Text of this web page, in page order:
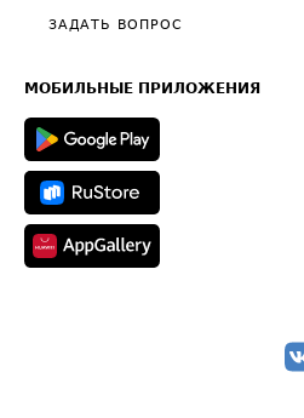
Общие положения
Полезное по перевозкам
Техническая информация
ЗАДАТЬ ВОПРОС
МОБИЛЬНЫЕ ПРИЛОЖЕНИЯ